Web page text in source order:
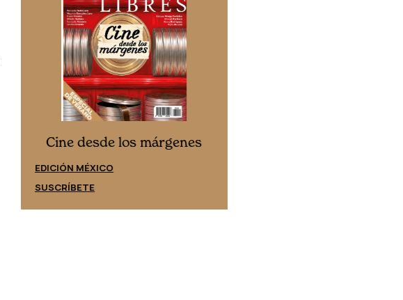
Cine desde los márgenes
EDICIÓN MÉXICO
SUSCRÍBETE